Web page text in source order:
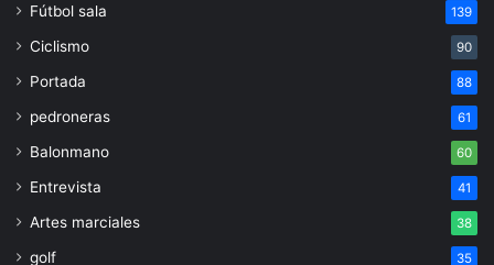
Fútbol sala 139
Ciclismo 90
Portada 88
pedroneras 61
Balonmano 60
Entrevista 41
Artes marciales 38
golf 35